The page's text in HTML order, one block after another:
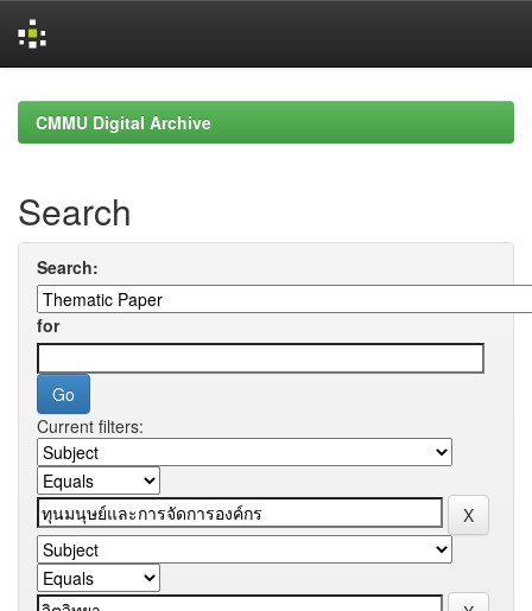
navigationCMMU Digital Archive
Search
Search:
for
Current filters: